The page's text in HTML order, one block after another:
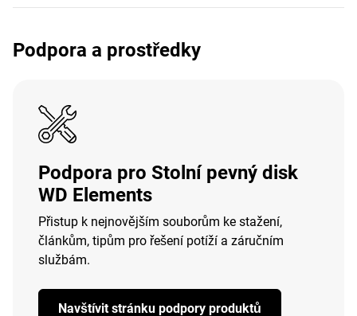
Podpora a prostředky
Podpora pro Stolní pevný disk
WD Elements
Přistup k nejnovějším souborům ke stažení,
článkům, tipům pro řešení potíží a záručním
službám.
Navštívit stránku podpory produktů